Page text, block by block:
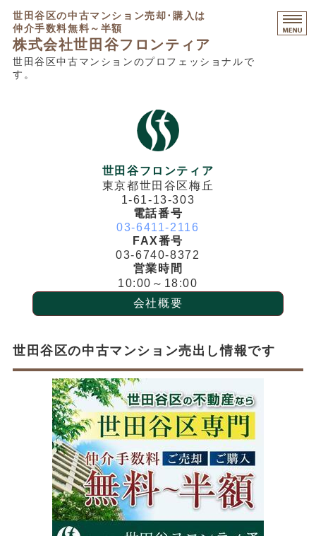
世田谷区の中古マンション売却･購入は
仲介手数料無料～半額
株式会社世田谷フロンティア
世田谷区中古マンションのプロフェッショナルで
す。
不動産コンサルティング
販売中物件・募集不動産
世田谷フロンティア
東京都世田谷区梅丘
1-61-13-303
電話番号
03-6411-2116
FAX番号
03-6740-8372
営業時間
10:00～18:00
会社概要
世田谷区の中古マンション売出し情報です